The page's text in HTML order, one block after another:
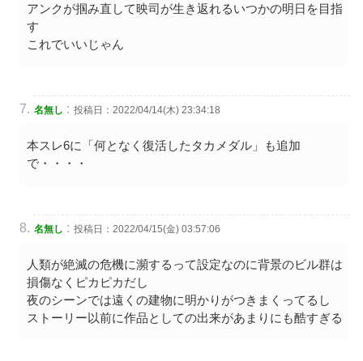
アンクが掴み直して映司が生き返れるいつかの明日を目指
す
これでいいじゃん
名無し : 投稿日：2022/04/14(木) 23:34:18
本スレ6に「何となく復活したタカメダル」も追加
で・・・・
名無し : 投稿日：2022/04/15(金) 03:57:06
人類が絶滅の危機に瀕するって設定なのに背景のビル群は
損傷なくピカピカだし
夜のシーンでは遠くの建物に明かりがつきまくってるし
ストーリー以前に作品としての出来があまりにも酷すぎる